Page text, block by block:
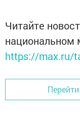
Читайте
национальном
https://max.ru/